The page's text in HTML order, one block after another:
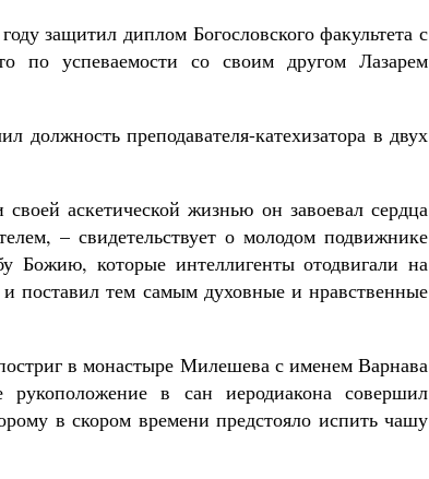
защитил диплом Богословского факультета с
по успеваемости со своим другом Лазарем
преподавателя-катехизатора в двух
аскетической жизнью он завоевал сердца
– свидетельствует о молодом подвижнике
Божию, которые интеллигенты отодвигали на
поставил тем самым духовные и нравственные
в монастыре Милешева с именем Варнава
в сан иеродиакона совершил
в скором времени предстояло испить чашу